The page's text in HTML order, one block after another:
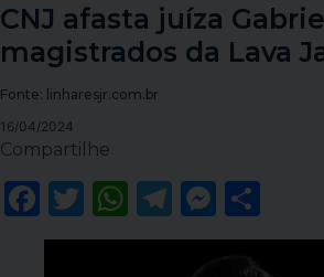
CNJ afasta juíza
magistrados da Lava
Fonte: linharesjr.com.br
16/04/2024
Compartilhe
Facebook
Twitter
WhatsApp
Telegram